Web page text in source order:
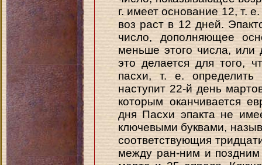
г. имеет основание 12, т.
воз раст в 12 дней.
число, дополняющее
меньше этого числа, или
это делается для того,
пасхи, т. е.
наступит 22-й день
которым оканчивается
дня Пасхи эпакта не
ключевыми буквами,
соответствующия
между ран-ним и